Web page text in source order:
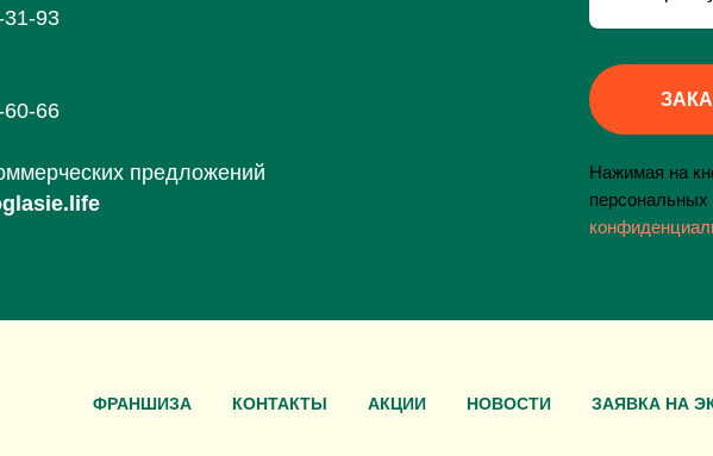
93
66
предложений
Нажимая на
ФРАНШИЗА КОНТАКТЫ АКЦИИ НОВОСТИ ЗАЯВКА НА